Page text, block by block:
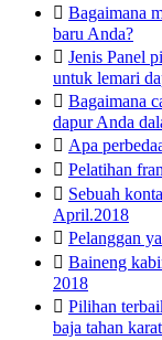
 Bagaimana
baru Anda?
 Jenis Panel
untuk lemari
 Bagaimana
dapur Anda
 Apa
 Pelatihan
 Sebuah
April.2018
 Pelanggan
 Baineng
2018
 Pilihan
baja tahan